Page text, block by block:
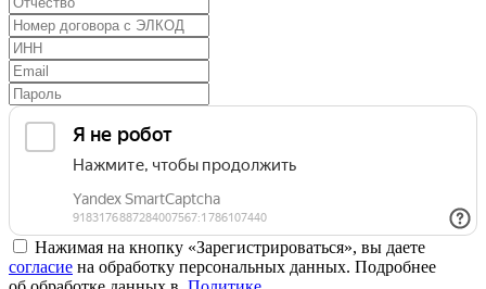
Нажимая на кнопку «Зарегистрироваться», вы даете
согласие на обработку персональных данных. Подробнее